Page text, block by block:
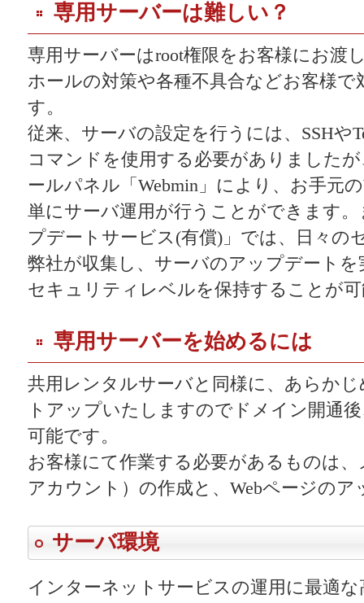
専用サーバーは難しい？
専用サーバーはroot権限をお客様にお渡
ホールの対策や各種不具合などお客様
す。
従来、サーバの設定を行うには、SSHや
コマンドを使用する必要がありましたが
ールパネル「Webmin」により、お手元
単にサーバ運用が行うことができます
プデートサービス(有償)」では、日々の
弊社が収集し、サーバのアップデート
セキュリティレベルを保持することが
専用サーバーを始めるには
共用レンタルサーバと同様に、あらか
トアップいたしますのでドメイン開通
可能です。
お客様にて作業する必要があるものは
アカウント）の作成と、Webページの
サーバ環境
インターネットサービスの運用に最適